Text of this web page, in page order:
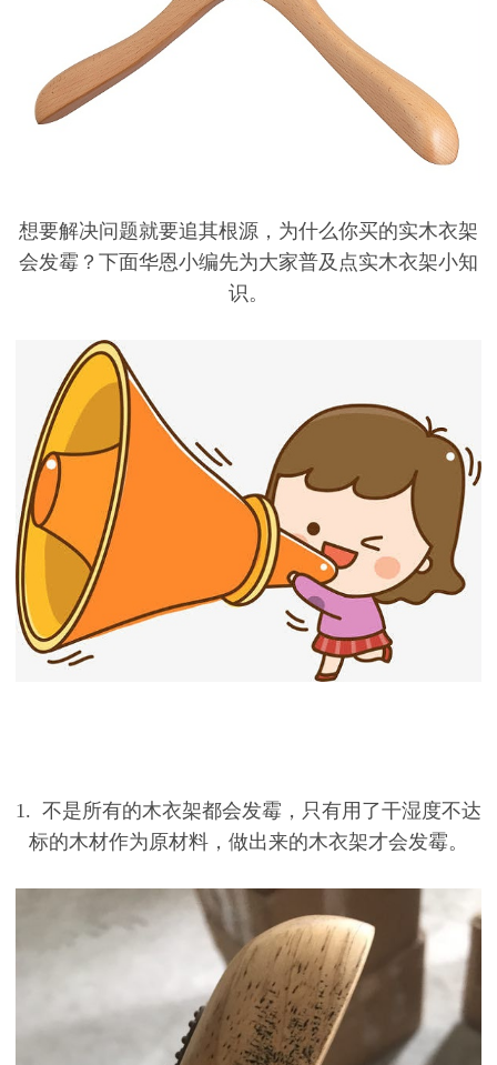
想要解决问题就要追其根源，为什么你买的实木衣架
会发霉？下面华恩小编先为大家普及点实木衣架小知
识。
1. 不是所有的木衣架都会发霉，只有用了干湿度不达
标的木材作为原材料，做出来的木衣架才会发霉。